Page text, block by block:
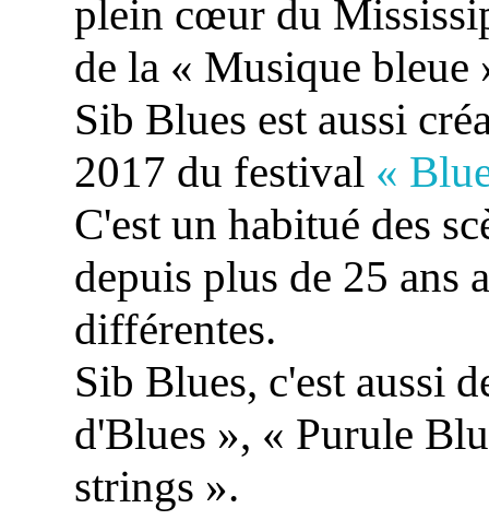
plein cœur du
de la « Musique bleue
Sib Blues est aussi
2017 du festival «
C'est un habitué des
depuis plus de 25 ans
différentes.
Sib Blues, c'est aussi
d'Blues », « Purule
strings ».